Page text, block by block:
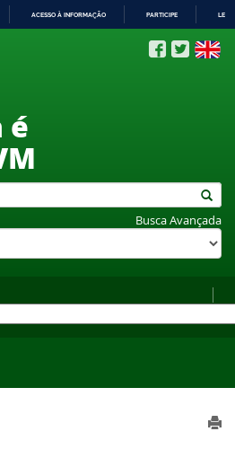
ACESSO À INFORMAÇÃO PARTICIPE
é
Busca Avançada